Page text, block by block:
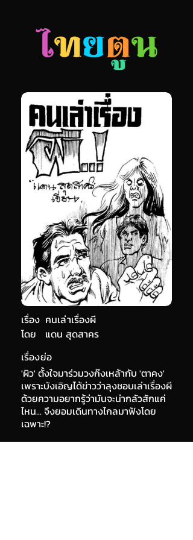
เรื่อง คนเล่าเรื่องผี
แดน สุดสาคร
โดย
เรื่องย่อ
'ผิว' ตั้งใจมาร่วมวงก๊งเหล้ากับ 'ตาคง'
เพราะบังเอิญได้ข่าวว่าลุงชอบเล่าเรื่องผี
ด้วยความอยากรู้ว่ามันจะน่ากลัวสักแค่
ไหน... จึงยอมเดินทางไกลมาฟังโดย
เฉพาะ!?